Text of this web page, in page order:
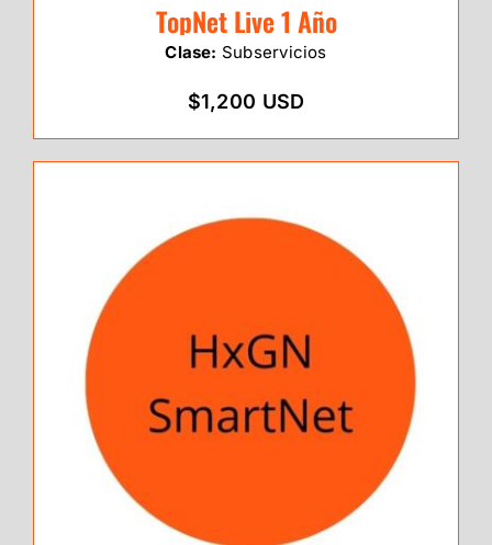
TopNet Live 1 Año
Clase: Subservicios
$1,200 USD